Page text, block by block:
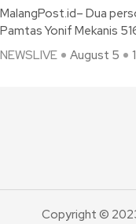
MalangPost.id– Dua
Pamtas Yonif Mekanis
NEWSLIVE
August 5
Copyright ©